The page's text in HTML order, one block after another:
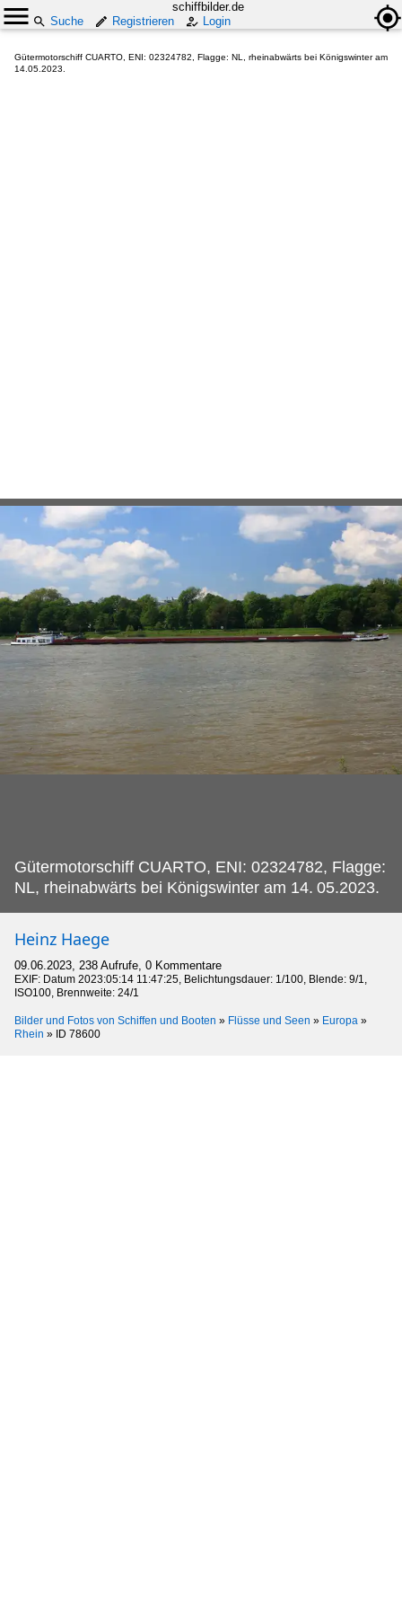
schiffbilder.de
Suche
Registrieren Login
Gütermotorschiff CUARTO, ENI: 02324782, Flagge: NL, rheinabwärts bei Königswinter am
14.05.2023.
Gütermotorschiff CUARTO, ENI: 02324782, Flagge:
NL, rheinabwärts bei Königswinter am 14. 05.2023.
Heinz Haege
09.06.2023, 238 Aufrufe, 0 Kommentare
EXIF: Datum 2023:05:14 11:47:25, Belichtungsdauer: 1/100, Blende: 9/1,
ISO100, Brennweite: 24/1
Bilder und Fotos von Schiffen und Booten » Flüsse und Seen » Europa »
Rhein » ID 78600